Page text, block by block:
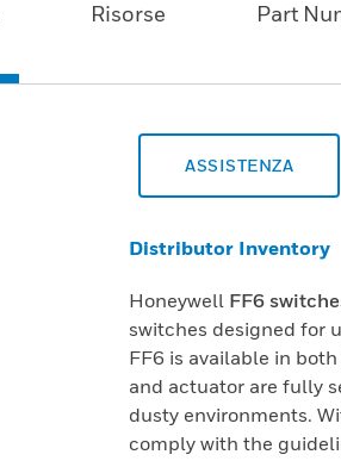
Risorse Part
ASSISTENZA
Distributor Inventory
Honeywell FF6
switches designed for
FF6 is available in
and actuator are fully
dusty environments.
comply with the